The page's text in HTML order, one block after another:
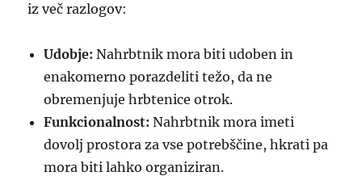
iz več razlogov:
Udobje: Nahrbtnik mora biti udoben in
enakomerno porazdeliti težo, da ne
obremenjuje hrbtenice otrok.
Funkcionalnost: Nahrbtnik mora imeti
dovolj prostora za vse potrebščine, hkrati pa
mora biti lahko organiziran.